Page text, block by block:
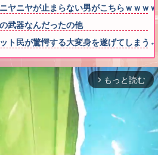
ヤニヤが止まらない男がこちらｗｗｗ
武器なんだったの他
ット民が驚愕する大変身を遂げてしま
arrow_forward_ios もっと読む